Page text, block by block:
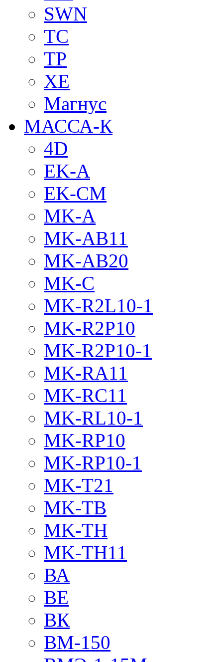
SWN
TC
TP
XE
Магнус
МАССА-К
4D
EK-A
EK-CM
MK-A
MK-AB11
MK-AB20
MK-C
MK-R2L10-1
MK-R2P10
MK-R2P10-1
MK-RA11
MK-RC11
MK-RL10-1
MK-RP10
MK-RP10-1
MK-T21
MK-TB
MK-TH
MK-TH11
ВА
ВЕ
ВК
ВМ-150